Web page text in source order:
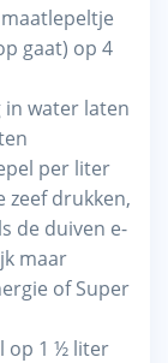
gaat) op 4
in water laten
per liter
zeef drukken,
de duiven e-
maar
of Super
op 1 ½ liter